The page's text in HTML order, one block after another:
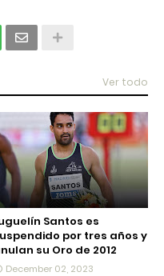
Ver todo
Santos es
por tres años y
su Oro de 2012
December 02, 2023